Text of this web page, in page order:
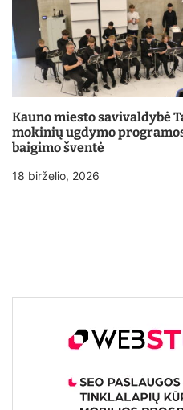
Kauno miesto savivaldybė
mokinių ugdymo
baigimo šventė
18 birželio, 2026